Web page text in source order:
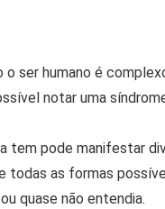
o ser humano é
notar uma
tem pode manifestar
todas as formas
quase não entendia.